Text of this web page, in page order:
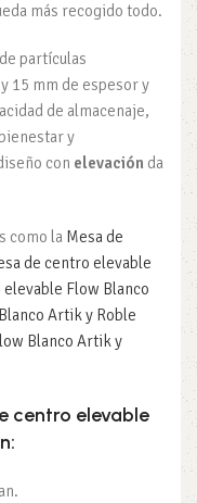
más recogido todo.
partículas
15 mm de espesor y
de almacenaje,
y
con elevación da
como la Mesa de
de centro elevable
Flow Blanco
Artik y Roble
Blanco Artik y
centro elevable